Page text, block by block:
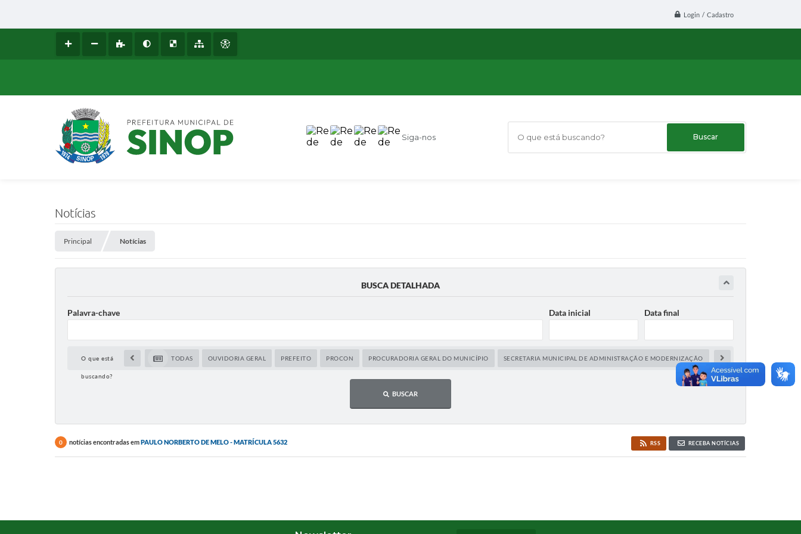
Login / Cadastro
Siga-nos O que está buscando?
Notícias
Principal Notícias
BUSCA DETALHADA
Palavra-chave Data inicial Data final
O que está
buscando?
TODAS OUVIDORIA GERAL PREFEITO PROCON PROCURADORIA GERAL DO MUNICÍPIO SECRETARIA MUNICIPAL DE ADMINISTRAÇÃO E MODERNIZAÇÃO SECRETARIA MUNICIPAL
BUSCAR
0 notícias encontradas emPAULO NORBERTO DE MELO - MATRÍCULA 5632 RSS RECEBA NOTÍCIAS